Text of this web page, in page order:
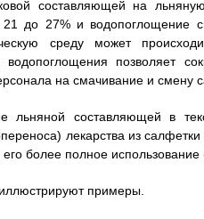
составляющей на
21 до 27% и
среду может
водопоглощения позволяет
на смачивание и смену
льняной составляющей в
лекарства из
более полное
примеры.